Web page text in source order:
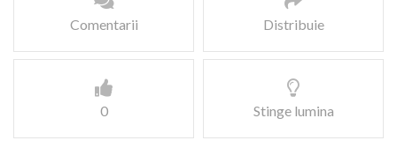
Comentarii Distribuie
0 Stinge lumina